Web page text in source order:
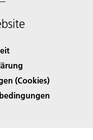
(Cookies)